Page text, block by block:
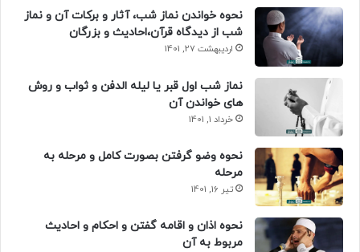
نحوه خواندن نماز شب، آثار و برکات آن و نماز
شب از دیدگاه قرآن،احادیث و بزرگان
اردیبهشت 27, 1401
نماز شب اول قبر یا لیله الدفن و ثواب و روش
های خواندن آن
خرداد 1, 1401
نحوه وضو گرفتن بصورت کامل و مرحله به
مرحله
تیر 16, 1401
نحوه اذان و اقامه گفتن و احکام و احادیث
مربوط به آن